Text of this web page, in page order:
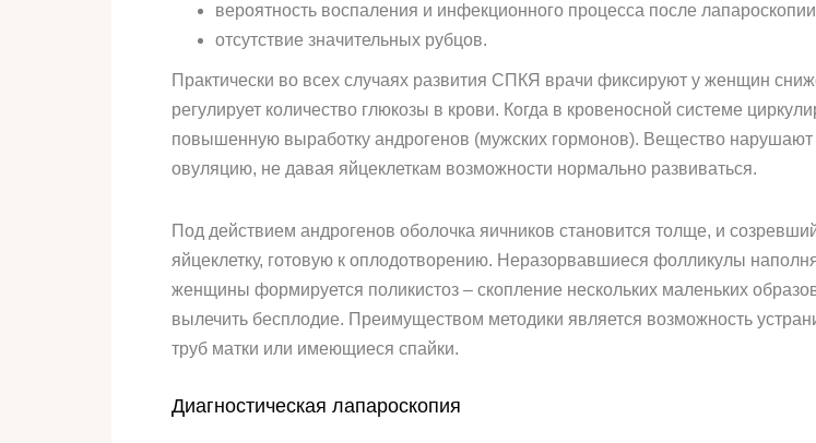
вероятность воспаления и инфекционного процесса после
отсутствие значительных рубцов.
Практически во всех случаях развития СПКЯ врачи фиксируют у женщин
регулирует количество глюкозы в крови. Когда в кровеносной системе
повышенную выработку андрогенов (мужских гормонов). Вещество нарушают
овуляцию, не давая яйцеклеткам возможности нормально развиваться.
Под действием андрогенов оболочка яичников становится толще, и
яйцеклетку, готовую к оплодотворению. Неразорвавшиеся фолликулы
женщины формируется поликистоз – скопление нескольких маленьких
вылечить бесплодие. Преимуществом методики является возможность
труб матки или имеющиеся спайки.
Диагностическая лапароскопия